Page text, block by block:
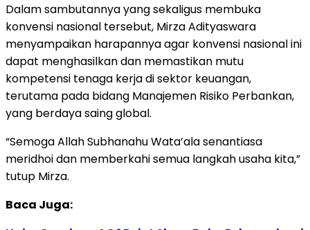
Dalam sambutannya yang sekaligus membuka
konvensi nasional tersebut, Mirza Adityaswara
menyampaikan harapannya agar konvensi nasional ini
dapat menghasilkan dan memastikan mutu
kompetensi tenaga kerja di sektor keuangan,
terutama pada bidang Manajemen Risiko Perbankan,
yang berdaya saing global.
“Semoga Allah Subhanahu Wata’ala senantiasa
meridhoi dan memberkahi semua langkah usaha kita,”
tutup Mirza.
Baca Juga: